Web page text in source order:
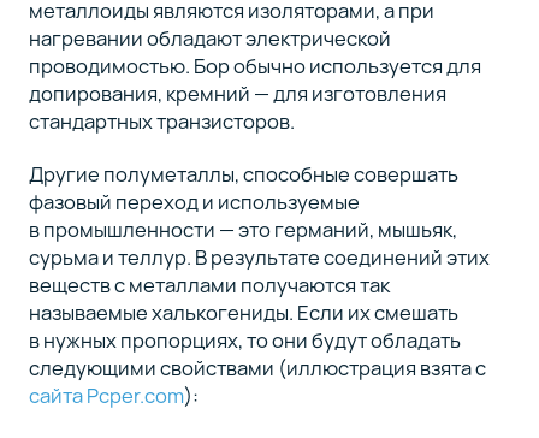
металлоиды являются изоляторами, а при
нагревании обладают электрической
проводимостью. Бор обычно используется для
допирования, кремний — для изготовления
стандартных транзисторов.
Другие полуметаллы, способные совершать
фазовый переход и используемые
в промышленности — это германий, мышьяк,
сурьма и теллур. В результате соединений этих
веществ с металлами получаются так
называемые халькогениды. Если их смешать
в нужных пропорциях, то они будут обладать
следующими свойствами (иллюстрация взята с
сайта Pcper.com):